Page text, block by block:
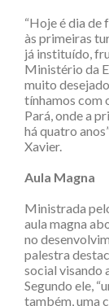
“Hoje é dia de
às primeiras
já instituído,
Ministério da
muito
tínhamos com
Pará, onde a
há quatro
Xavier.
Aula Magna
Ministrada
aula magna
no
palestra
social visando
Segundo ele,
também, uma